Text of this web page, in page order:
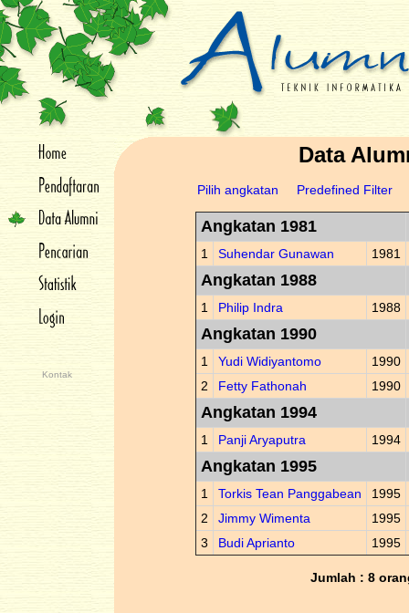
Kontak
Data
Pilih angkatan Predefined Filter
Angkatan 1981
1 Suhendar Gunawan 1981
Angkatan 1988
1 Philip Indra 1988
Angkatan 1990
1 Yudi Widiyantomo
1990
2
Fetty Fathonah 1990
Angkatan 1994
1 Panji Aryaputra 1994
Angkatan 1995
1 Torkis Tean Panggabean
1995
2
Jimmy Wimenta
1995
3
Budi Aprianto 1995
Jumlah : 8